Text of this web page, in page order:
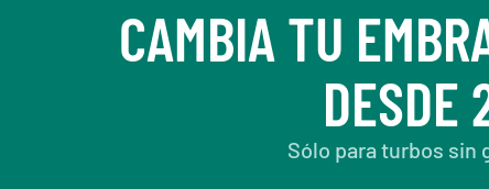
CAMBIA TU
DESDE
Sólo para turbos sin